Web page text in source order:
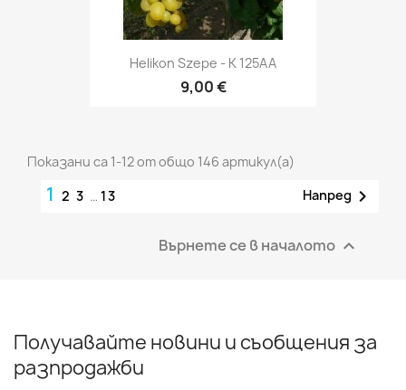
Helikon Szepe - K 125AA
9,00 €
Показани са 1-12 от общо 146 артикул(а)
1 2 3 … 13 Напред 
Върнете се в началото 
Получавайте новини и съобщения за
разпродажби